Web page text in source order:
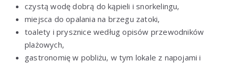
czystą wodę dobrą do kąpieli i snorkelingu,
miejsca do opalania na brzegu zatoki,
toalety i prysznice według opisów przewodników
plażowych,
gastronomię w pobliżu, w tym lokale z napojami i